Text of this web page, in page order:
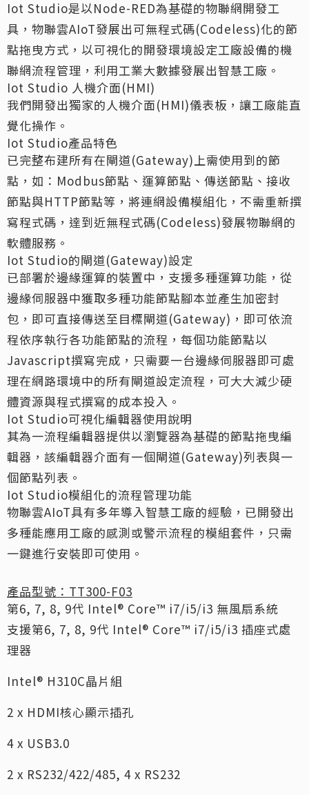
Iot Studio是以Node-RED為基礎的物聯網開發工
具，物聯雲AIoT發展出可無程式碼(Codeless)化的節
點拖曳方式，以可視化的開發環境設定工廠設備的機
聯網流程管理，利用工業大數據發展出智慧工廠。
Iot Studio 人機介面(HMI)
我們開發出獨家的人機介面(HMI)儀表板，讓工廠能直
覺化操作。
Iot Studio產品特色
已完整布建所有在閘道(Gateway)上需使用到的節
點，如：Modbus節點、運算節點、傳送節點、接收
節點與HTTP節點等，將連網設備模組化，不需重新撰
寫程式碼，達到近無程式碼(Codeless)發展物聯網的
軟體服務。
Iot Studio的閘道(Gateway)設定
已部署於邊緣運算的裝置中，支援多種運算功能，從
邊緣伺服器中獲取多種功能節點腳本並產生加密封
包，即可直接傳送至目標閘道(Gateway)，即可依流
程依序執行各功能節點的流程，每個功能節點以
Javascript撰寫完成，只需要一台邊緣伺服器即可處
理在網路環境中的所有閘道設定流程，可大大減少硬
體資源與程式撰寫的成本投入。
Iot Studio可視化編輯器使用說明
其為一流程編輯器提供以瀏覽器為基礎的節點拖曳編
輯器，該編輯器介面有一個閘道(Gateway)列表與一
個節點列表。
Iot Studio模組化的流程管理功能
物聯雲AIoT具有多年導入智慧工廠的經驗，已開發出
多種能應用工廠的感測或警示流程的模組套件，只需
一鍵進行安裝即可使用。
產品型號：TT300-F03
第6, 7, 8, 9代 Intel® Core™ i7/i5/i3 無風扇系統
支援第6, 7, 8, 9代 Intel® Core™ i7/i5/i3 插座式處
理器
Intel® H310C晶片組
2 x HDMI核心顯示插孔
4 x USB3.0
2 x RS232/422/485, 4 x RS232